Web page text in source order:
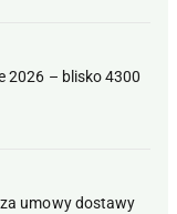
2026 – blisko 4300
umowy dostawy